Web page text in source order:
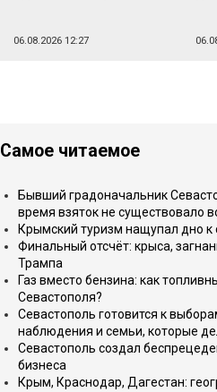
06.08.2026 12:27
Самое читаемое
Бывший градоначальник
время взяток не существовало
Крымский туризм нащупал дно
Финальный отсчёт: крыса,
Трампа
Газ вместо бензина: как
Севастополя?
Севастополь готовится к
наблюдения и семьи, которые
Севастополь создал
бизнеса
Крым, Краснодар, Дагестан: